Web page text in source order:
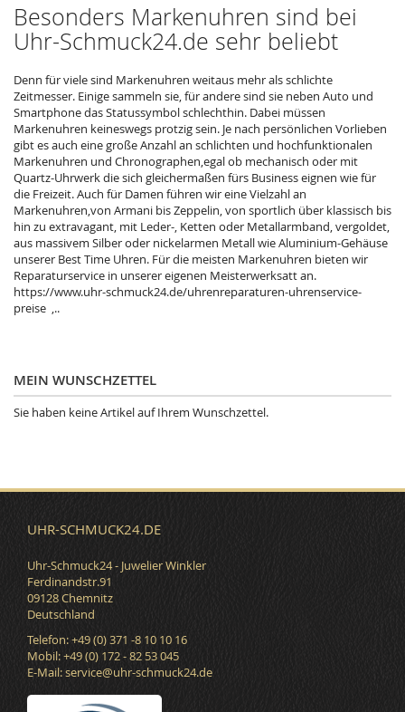
Besonders Markenuhren sind bei
Uhr-Schmuck24.de sehr beliebt
Denn für viele sind Markenuhren weitaus mehr als schlichte
Zeitmesser. Einige sammeln sie, für andere sind sie neben Auto und
Smartphone das Statussymbol schlechthin. Dabei müssen
Markenuhren keineswegs protzig sein. Je nach persönlichen Vorlieben
gibt es auch eine große Anzahl an schlichten und hochfunktionalen
Markenuhren und Chronographen,egal ob mechanisch oder mit
Quartz-Uhrwerk die sich gleichermaßen fürs Business eignen wie für
die Freizeit. Auch für Damen führen wir eine Vielzahl an
Markenuhren,von Armani bis Zeppelin, von sportlich über klassisch bis
hin zu extravagant, mit Leder-, Ketten oder Metallarmband, vergoldet,
aus massivem Silber oder nickelarmen Metall wie Aluminium-Gehäuse
unserer Best Time Uhren. Für die meisten Markenuhren bieten wir
Reparaturservice in unserer eigenen Meisterwerksatt an.
https://www.uhr-schmuck24.de/uhrenreparaturen-uhrenservice-
preise ,..
MEIN WUNSCHZETTEL
Sie haben keine Artikel auf Ihrem Wunschzettel.
UHR-SCHMUCK24.DE
Uhr-Schmuck24 - Juwelier Winkler
Ferdinandstr.91
09128 Chemnitz
Deutschland
Telefon: +49 (0) 371 -8 10 10 16
Mobil: +49 (0) 172 - 82 53 045
E-Mail:service@uhr-schmuck24.de